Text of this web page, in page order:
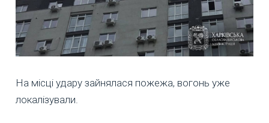
На місці удару зайнялася пожежа, вогонь уже
локалізували.